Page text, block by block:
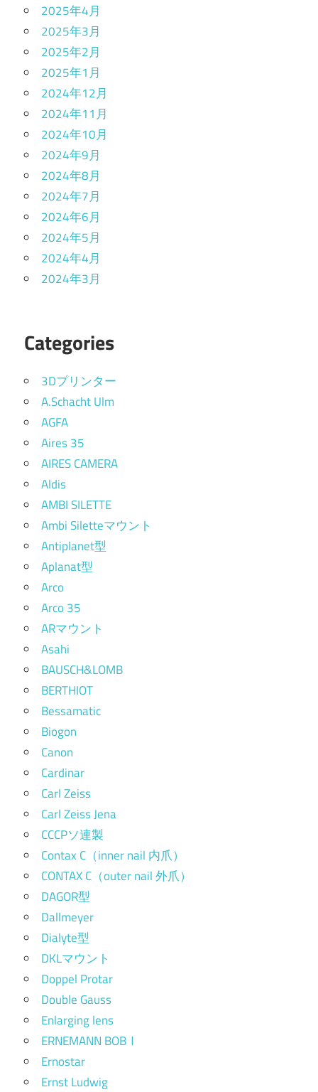
2025年4月
2025年3月
2025年2月
2025年1月
2024年12月
2024年11月
2024年10月
2024年9月
2024年8月
2024年7月
2024年6月
2024年5月
2024年4月
2024年3月
Categories
3Dプリンター
A.Schacht Ulm
AGFA
Aires 35
AIRES CAMERA
Aldis
AMBI SILETTE
Ambi Siletteマウント
Antiplanet型
Aplanat型
Arco
Arco 35
ARマウント
Asahi
BAUSCH&LOMB
BERTHIOT
Bessamatic
Biogon
Canon
Cardinar
Carl Zeiss
Carl Zeiss Jena
CCCPソ連製
Contax C（inner nail 内爪）
CONTAX C（outer nail 外爪）
DAGOR型
Dallmeyer
Dialyte型
DKLマウント
Doppel Protar
Double Gauss
Enlarging lens
ERNEMANN BOBⅠ
Ernostar
Ernst Ludwig